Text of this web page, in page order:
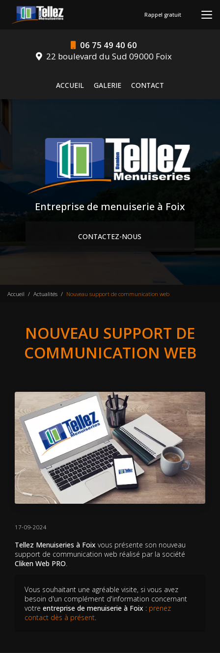
contenu
06 75 49 40 60
22 boulevard du Sud 09000 Foix
ACCUEIL
GALERIE CONTACT
Rappel gratuit
Entreprise de menuiserie à Foix
CONTACTEZ-NOUS
Accueil Actualités Nouveau support de communication web
NOUVEAU SUPPORT DE
COMMUNICATION WEB
17-09-2024
Tellez Menuiseries à Foix vous présente son nouveau
support de communication web réalisé par la société
Cliken Web PRO.
Vous souhaitant une agréable visite, si vous avez
besoin d'un complément d'information concernant
votre entreprise de menuiserie à Foix : prenez
contact dès à présent.